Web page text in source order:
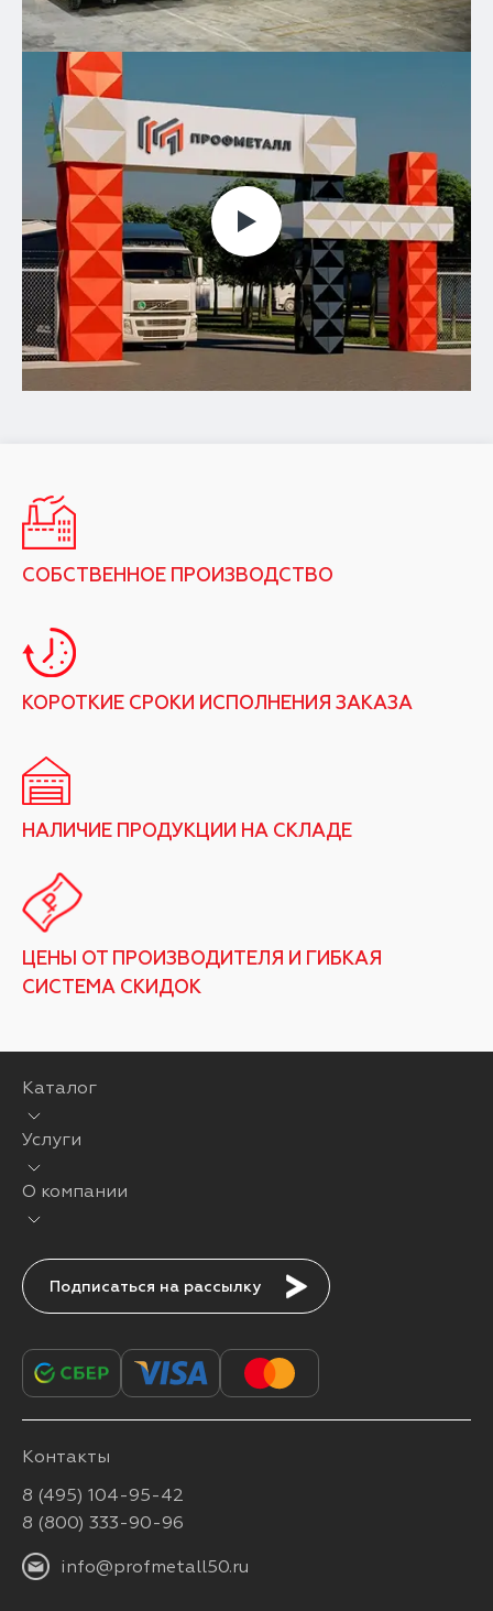
СОБСТВЕННОЕ ПРОИЗВОДСТВО
КОРОТКИЕ СРОКИ ИСПОЛНЕНИЯ ЗАКАЗА
НАЛИЧИЕ ПРОДУКЦИИ НА СКЛАДЕ
ЦЕНЫ ОТ ПРОИЗВОДИТЕЛЯ И ГИБКАЯ
СИСТЕМА СКИДОК
Каталог
Услуги
О компании
Подписаться
Контакты
8 (495) 104-95-42
8 (800) 333-90-96
info@profmetall50.ru